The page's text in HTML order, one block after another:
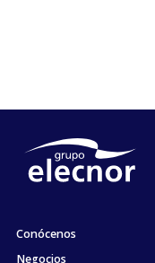
Conócenos
Negocios